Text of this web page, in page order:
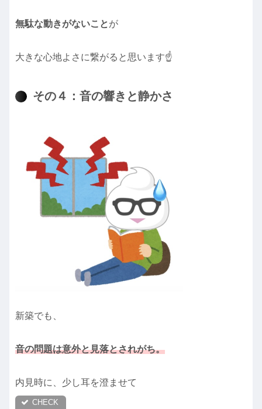
無駄な動きがないことが
大きな心地よさに繋がると思います☝️
その４：音の響きと静かさ
新築でも、
音の問題は意外と見落とされがち。
内見時に、少し耳を澄ませて